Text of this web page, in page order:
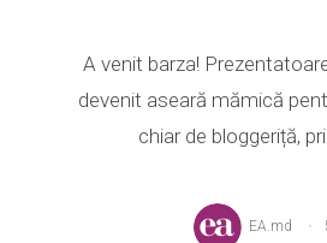
A venit barza!
devenit aseară mămică
chiar de bloggeriță,
EA.md